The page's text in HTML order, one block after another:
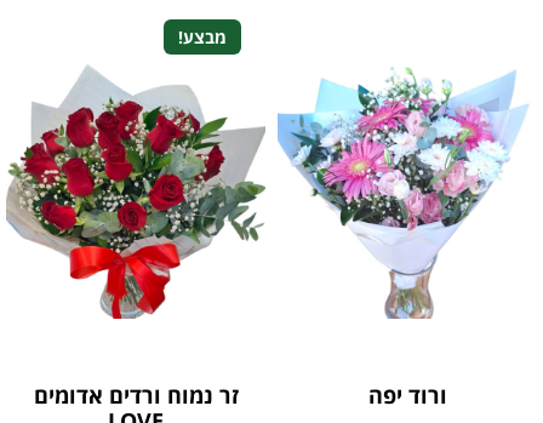
ורוד יפה
מבצע!
זר נמוח ורדים אדומים